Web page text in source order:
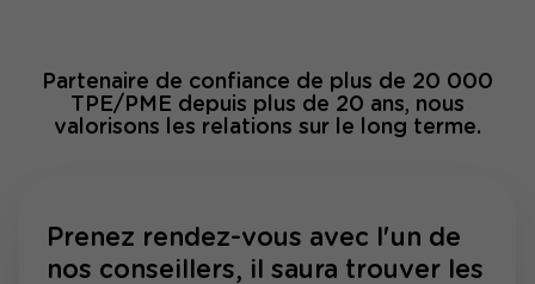
Partenaire de confiance de plus de 20 000
TPE/PME depuis plus de 20 ans, nous
valorisons les relations sur le long terme.
Prenez rendez-vous avec l'un de
nos conseillers, il saura trouver les